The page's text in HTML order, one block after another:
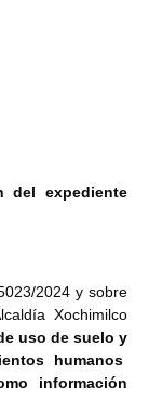
del expediente
2024 y sobre
Xochimilco
uso de suelo y
humanos
información